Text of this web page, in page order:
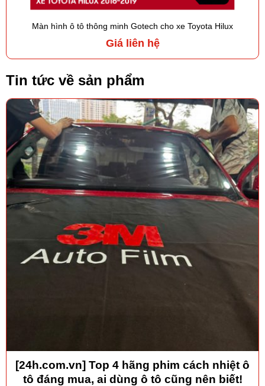
Màn hình ô tô thông minh Gotech cho xe Toyota Hilux
Giá liên hệ
Tin tức về sản phẩm
[24h.com.vn] Top 4 hãng phim cách nhiệt ô
tô đáng mua, ai dùng ô tô cũng nên biết!